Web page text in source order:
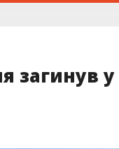
загинув у